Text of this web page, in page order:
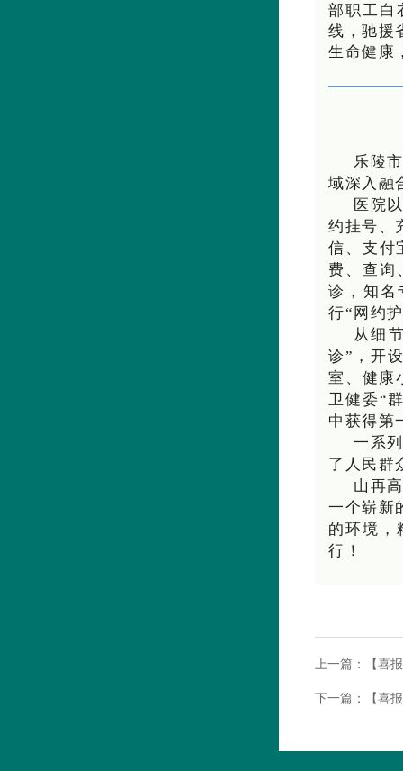
部职工白
线，驰援
生命健康
乐陵
域深入融
医院
约挂号、
信、支付
费、查询
诊，知名
行“网约
从细
诊”，开
室、健康
卫健委“
中获得第
一系
了人民群
山再
一个崭新
的环境，
行！
上一篇： 【喜
下一篇： 【喜